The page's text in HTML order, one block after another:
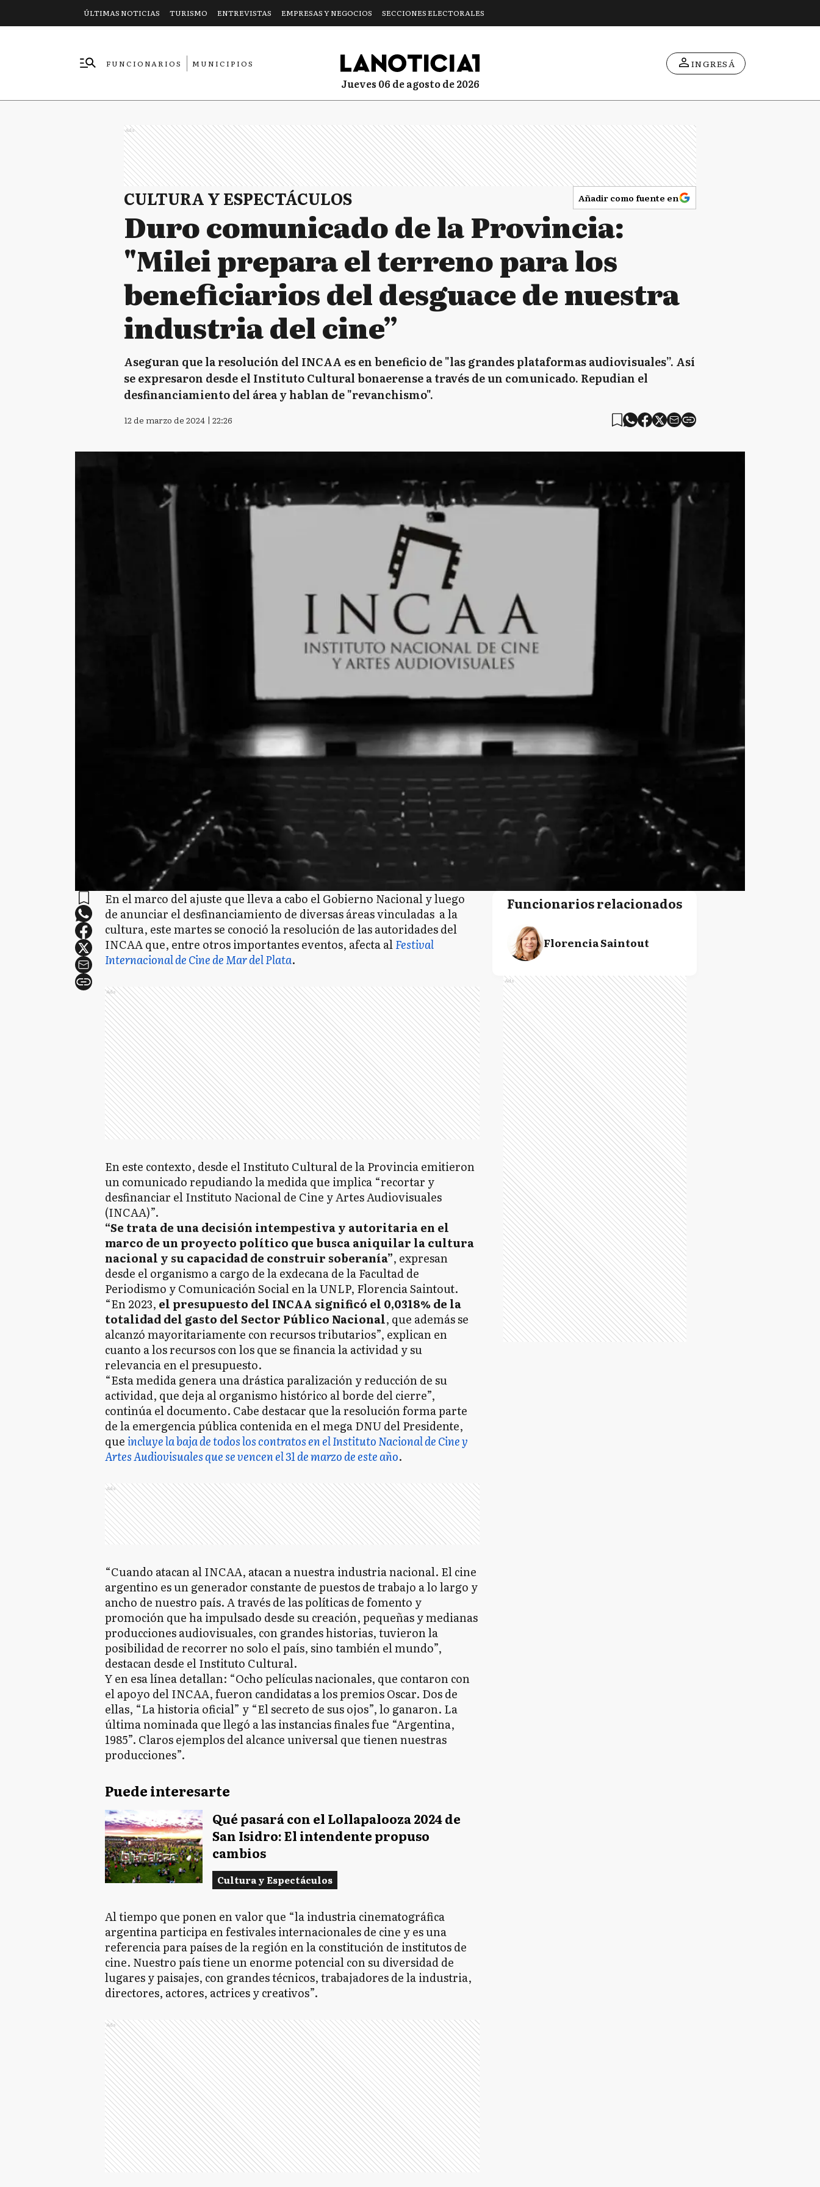
ÚLTIMAS NOTICIAS TURISMO ENTREVISTAS EMPRESAS Y NEGOCIOS SECCIONES ELECTORALES
FUNCIONARIOS
MUNICIPIOS
jueves 06 de agosto de 2026
INGRESÁ
Ads
CULTURA Y ESPECTÁCULOS Añadir como fuente en
Duro comunicado de la Provincia:
"Milei prepara el terreno para los
beneficiarios del desguace de nuestra
industria del cine”
Aseguran que la resolución del INCAA es en beneficio de "las grandes plataformas audiovisuales”. Así
se expresaron desde el Instituto Cultural bonaerense a través de un comunicado. Repudian el
desfinanciamiento del área y hablan de "revanchismo".
12 de marzo de 2024 | 22:26
En el marco del ajuste que lleva a cabo el Gobierno Nacional y luego
de anunciar el desfinanciamiento de diversas áreas vinculadas a la
cultura, este martes se conoció la resolución de las autoridades del
INCAA que, entre otros importantes eventos, afecta alFestival
Internacional de Cine de Mar del Plata.
Ads
En este contexto, desde el Instituto Cultural de la Provincia emitieron
un comunicado repudiando la medida que implica “recortar y
desfinanciar el Instituto Nacional de Cine y Artes Audiovisuales
(INCAA)”.
“Se trata de una decisión intempestiva y autoritaria en el
marco de un proyecto político que busca aniquilar la cultura
nacional y su capacidad de construir soberanía”, expresan
desde el organismo a cargo de la exdecana de la Facultad de
Periodismo y Comunicación Social en la UNLP, Florencia Saintout.
“En 2023, el presupuesto del INCAA significó el 0,0318% de la
totalidad del gasto del Sector Público Nacional, que además se
alcanzó mayoritariamente con recursos tributarios”, explican en
cuanto a los recursos con los que se financia la actividad y su
relevancia en el presupuesto.
“Esta medida genera una drástica paralización y reducción de su
actividad, que deja al organismo histórico al borde del cierre”,
continúa el documento. Cabe destacar que la resolución forma parte
de la emergencia pública contenida en el mega DNU del Presidente,
queincluye la baja de todos los contratos en el Instituto Nacional de Cine y
Artes Audiovisuales que se vencen el 31 de marzo de este año.
Ads
“Cuando atacan al INCAA, atacan a nuestra industria nacional. El cine
argentino es un generador constante de puestos de trabajo a lo largo y
ancho de nuestro país. A través de las políticas de fomento y
promoción que ha impulsado desde su creación, pequeñas y medianas
producciones audiovisuales, con grandes historias, tuvieron la
posibilidad de recorrer no solo el país, sino también el mundo”,
destacan desde el Instituto Cultural.
Y en esa línea detallan: “Ocho películas nacionales, que contaron con
el apoyo del INCAA, fueron candidatas a los premios Oscar. Dos de
ellas, “La historia oficial” y “El secreto de sus ojos”, lo ganaron. La
última nominada que llegó a las instancias finales fue “Argentina,
1985”. Claros ejemplos del alcance universal que tienen nuestras
producciones”.
Puede interesarte
Qué pasará con el Lollapalooza 2024 de
San Isidro: El intendente propuso
cambios
Cultura y Espectáculos
Al tiempo que ponen en valor que “la industria cinematográfica
argentina participa en festivales internacionales de cine y es una
referencia para países de la región en la constitución de institutos de
cine. Nuestro país tiene un enorme potencial con su diversidad de
lugares y paisajes, con grandes técnicos, trabajadores de la industria,
directores, actores, actrices y creativos”.
Ads
Funcionarios relacionados
Florencia Saintout
Ads